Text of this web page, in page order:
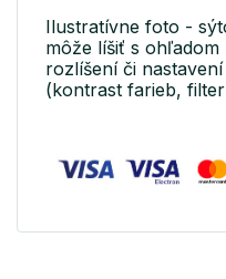
Ilustratívne foto -
môže líšiť s
rozlíšení či
(kontrast farieb,